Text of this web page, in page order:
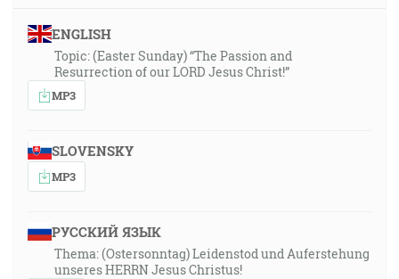
ENGLISH
Topic: (Easter Sunday) “The Passion and
Resurrection of our LORD Jesus Christ!”
MP3
SLOVENSKY
MP3
РУССКИЙ ЯЗЫК
Thema: (Ostersonntag) Leidenstod und Auferstehung
unseres HERRN Jesus Christus!